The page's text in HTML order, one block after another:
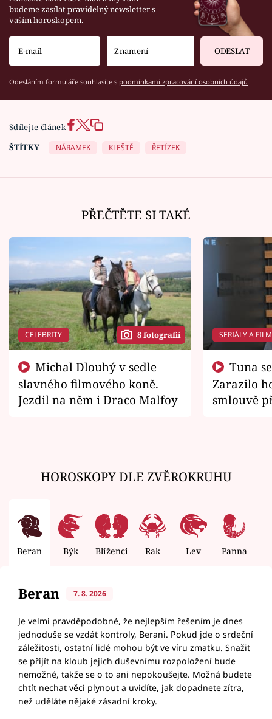
budeme zasílat pravidelný newsletter s
vaším horoskopem.
ODESLAT
Odesláním formuláře souhlasíte s podmínkami zpracování osobních údajů
Sdílejte článek
ŠTÍTKY
NÁRAMEK KLEŠTĚ ŘETÍZEK
PŘEČTĚTE SI TAKÉ
CELEBRITY 8 fotografií
slavného filmového koně.
Jezdil na něm i Draco Malfoy
SERIÁLY A
Zarazilo
smlouvě
HOROSKOPY DLE ZVĚROKRUHU
Beran Býk Blíženci Rak Lev Panna
Beran 7. 8. 2026
Je velmi pravděpodobné, že nejlepším řešením je dnes
jednoduše se vzdát kontroly, Berani. Pokud jde o srdeční
záležitosti, ostatní lidé mohou být ve víru zmatku. Snažit
se přijít na kloub jejich duševnímu rozpoložení bude
nemožné, takže se o to ani nepokoušejte. Možná budete
chtít nechat věci plynout a uvidíte, jak dopadnete zítra,
než uděláte nějaké zásadní kroky.